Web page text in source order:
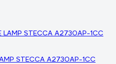
STECCA A2730AP-1CC